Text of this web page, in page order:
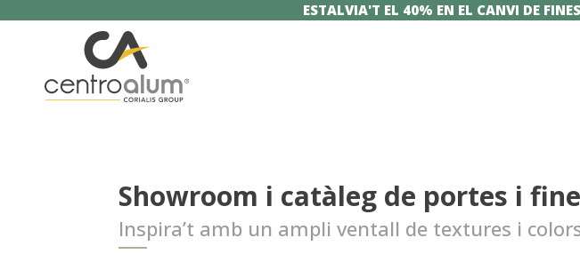
ESTALVIA'T EL 40% EN EL CANVI DE
Showroom i catàleg de portes i
Inspira’t amb un ampli ventall de textures i